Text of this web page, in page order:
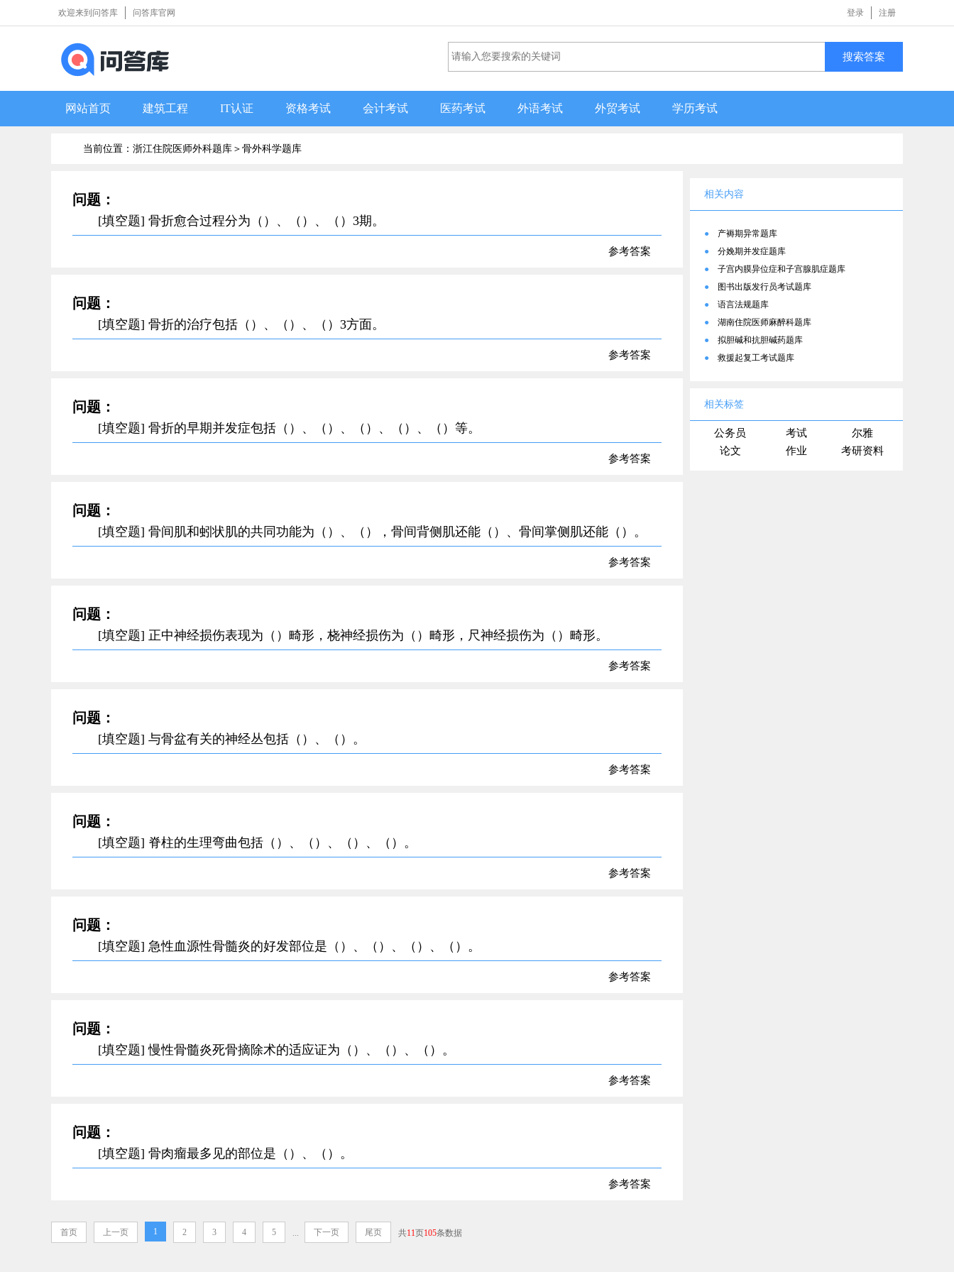
登录 注册
欢迎来到问答库 问答库官网
搜索答案
网站首页 建筑工程 IT认证 资格考试 会计考试 医药考试 外语考试 外贸考试 学历考试
当前位置：浙江住院医师外科题库＞ 骨外科学题库
问题：
[填空题] 骨折愈合过程分为（）、（）、（）3期。
参考答案
问题：
[填空题] 骨折的治疗包括（）、（）、（）3方面。
参考答案
问题：
[填空题] 骨折的早期并发症包括（）、（）、（）、（）、（）等。
参考答案
问题：
[填空题] 骨间肌和蚓状肌的共同功能为（）、（），骨间背侧肌还能（）、骨间掌侧肌还能（）。
参考答案
问题：
[填空题] 正中神经损伤表现为（）畸形，桡神经损伤为（）畸形，尺神经损伤为（）畸形。
参考答案
问题：
[填空题] 与骨盆有关的神经丛包括（）、（）。
参考答案
问题：
[填空题] 脊柱的生理弯曲包括（）、（）、（）、（）。
参考答案
问题：
[填空题] 急性血源性骨髓炎的好发部位是（）、（）、（）、（）。
参考答案
问题：
[填空题] 慢性骨髓炎死骨摘除术的适应证为（）、（）、（）。
参考答案
问题：
[填空题] 骨肉瘤最多见的部位是（）、（）。
参考答案
首页 上一页 1 2 3 4 5 ... 下一页 尾页 共11页105条数据
相关内容
●
产褥期异常题库
●
分娩期并发症题库
●
子宫内膜异位症和子宫腺肌症题库
●
图书出版发行员考试题库
●
语言法规题库
●
湖南住院医师麻醉科题库
●
拟胆碱和抗胆碱药题库
●
救援起复工考试题库
相关标签
公务员 考试
尔雅
论文
作业 考研资料